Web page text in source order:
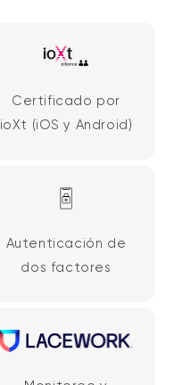
Certificado por
ioXt (iOS y Android)
Autenticación de
dos factores